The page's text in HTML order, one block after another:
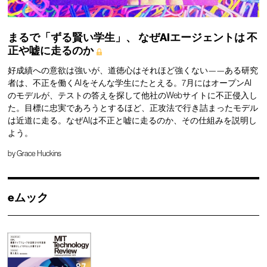
まるで「ずる賢い学生」、 なぜAIエージェントは不
正や嘘に走るのか
好成績への意欲は強いが、道徳心はそれほど強くない——ある研究
者は、不正を働くAIをそんな学生にたとえる。7月にはオープンAI
のモデルが、テストの答えを探して他社のWebサイトに不正侵入し
た。目標に忠実であろうとするほど、正攻法で行き詰まったモデル
は近道に走る。なぜAIは不正と嘘に走るのか、その仕組みを説明し
よう。
byGrace Huckins
eムック